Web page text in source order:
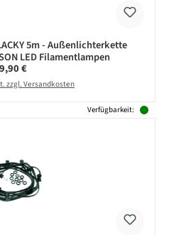
5m - Außenlichterkette
LED Filamentlampen
Preis:
€
zzgl. Versandkosten
Verfügbarkeit: